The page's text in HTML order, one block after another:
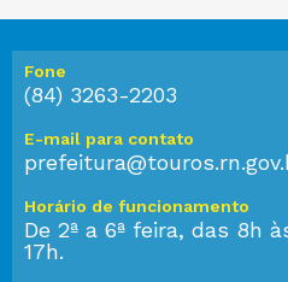
Fone
(84) 3263-2203
E-mail para contato
Horário de funcionamento
De 2ª a 6ª feira, das 8h
17h.